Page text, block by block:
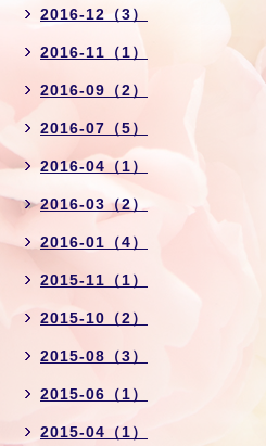
2016-12（3）
2016-11（1）
2016-09（2）
2016-07（5）
2016-04（1）
2016-03（2）
2016-01（4）
2015-11（1）
2015-10（2）
2015-08（3）
2015-06（1）
2015-04（1）